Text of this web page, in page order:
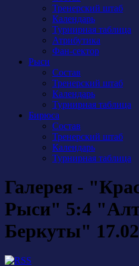
Тренерский штаб
Календарь
Турнирная таблица
Атрибутика
Фан-сектор
Рыси
Состав
Тренерский штаб
Календарь
Турнирная таблица
Бирюса
Состав
Тренерский штаб
Календарь
Турнирная таблица
Галерея -
Рыси" 5:4
Беркуты"